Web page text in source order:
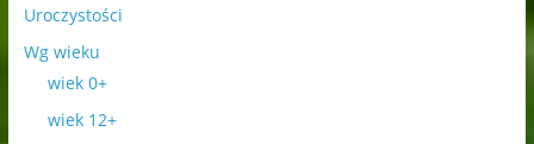
Uroczystości
Wg wieku
wiek 0+
wiek 12+